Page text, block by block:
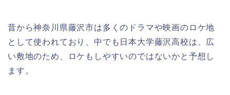
昔から神奈川県藤沢市は多くのドラマや映画のロケ地
として使われており、中でも日本大学藤沢高校は、広
い敷地のため、ロケもしやすいのではないかと予想し
ます。